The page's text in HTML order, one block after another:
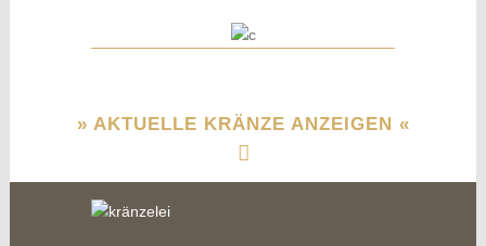
» AKTUELLE KRÄNZE ANZEIGEN «